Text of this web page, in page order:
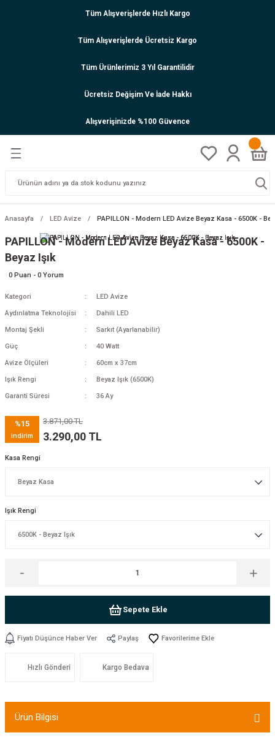
Tüm Alışverişlerde Hızlı Kargo
Tüm Alışverişlerde Ücretsiz Kargo
Tüm Ürünlerimiz 3 Yıl Garantilidir
Ücretsiz Değişim Ve İade Hakkı
Alışverişinizde %100 Güvence
Anasayfa LED Avize PAPILLON - Modern LED Avize Beyaz Kasa - 6500K -
PAPILLON - Modern LED Avize Beyaz Kasa - 6500K -
Beyaz Işık
0 Puan - 0 Yorum
Kategori LED Avize
Aydınlatma Teknolojisi Dahili LED
Montaj Şekli Sarkıt (Ayarlanabilir)
Güç 40 Watt
Avize Ölçüleri 60cm x 37cm
Işık Rengi Beyaz Işık (6500K)
Garanti Süresi 36 Ay
%15
indirim
3.871,00 TL
3.290,00 TL
Kasa Rengi
Işık Rengi
Sepete Ekle
Fiyatı Düşünce Haber Ver Paylaş
Hızlı Gönderi Kargo Bedava
Ürün Bilgisi